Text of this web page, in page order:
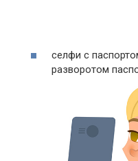
селфи с
разворотом